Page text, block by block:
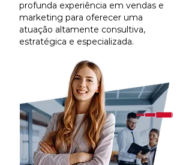
profunda experiência em vendas e
marketing para oferecer uma
atuação altamente consultiva,
estratégica e especializada.